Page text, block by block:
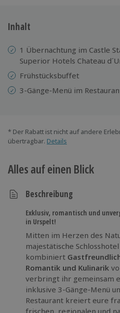
Inhalt
1 Übernachtung im Castle
Superior Hotels Chateau
Frühstücksbuffet
3-Gänge-Menü im
* Der Rabatt ist nicht auf andere
übertragbar. Details
Alles auf einen Blick
Beschreibung
Exklusiv, romantisch und
in Urspelt!
Mitten im Herzen des
majestätische
kombiniert
Romantik und Kulinarik
verbringt ihr gemeinsam
inklusive 3-Gänge-Menü
Restaurant kreiert eure
frischen, regionalen und